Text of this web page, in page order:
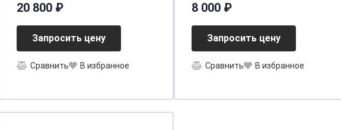
20 800 ₽
Запросить цену
Сравнить В избранное
8 000 ₽
Запросить цену
Сравнить В избранное